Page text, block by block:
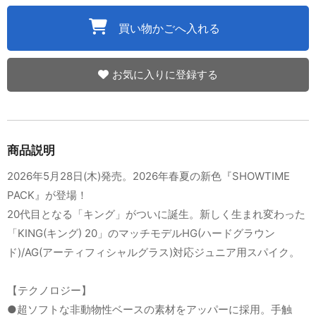
買い物かごへ入れる
お気に入りに登録する
商品説明
2026年5月28日(木)発売。2026年春夏の新色『SHOWTIME
PACK』が登場！
20代目となる「キング」がついに誕生。新しく生まれ変わった
「KING(キング) 20」のマッチモデルHG(ハードグラウン
ド)/AG(アーティフィシャルグラス)対応ジュニア用スパイク。
【テクノロジー】
●超ソフトな非動物性ベースの素材をアッパーに採用。手触